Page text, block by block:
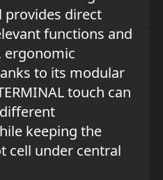
provides direct
functions and
ergonomic
to its modular
touch can
keeping the
cell under central